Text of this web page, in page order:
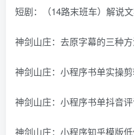
短剧：（14路末班车）解说
神剑山庄：去原字幕的三种
神剑山庄：小程序书单实操
神剑山庄：小程序书单抖音
神剑山庄：小程序知乎模版